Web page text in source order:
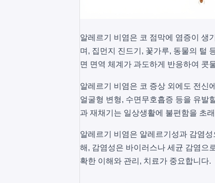
알레르기 비염은 코 점막에 염증이 생
며, 집먼지 진드기, 꽃가루, 동물의 털
면 면역 체계가 과도하게 반응하여 콧
알레르기 비염은 코 증상 외에도 전신
얼굴형 변형, 수면무호흡증 등을 유발
과 재채기는 일상생활에 불편함을 초
알레르기 비염은 알레르기성과 감염
해, 감염성은 바이러스나 세균 감염으
확한 이해와 관리, 치료가 중요합니다.